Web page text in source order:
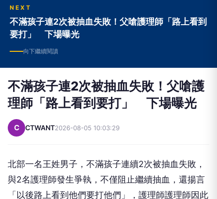
不滿孩子連2次被抽血失敗！父嗆護理師「路上看到
要打」 下場曝光
向下繼續閱讀
不滿孩子連2次被抽血失敗！父嗆護
理師「路上看到要打」 下場曝光
CTWANT
與2名護理師發生爭執，不僅阻止繼續抽血，還揚言
「以後路上看到他們要打他們」，護理師護理師因此
報警提告。台北地院依法判處王男有期徒刑2月，緩